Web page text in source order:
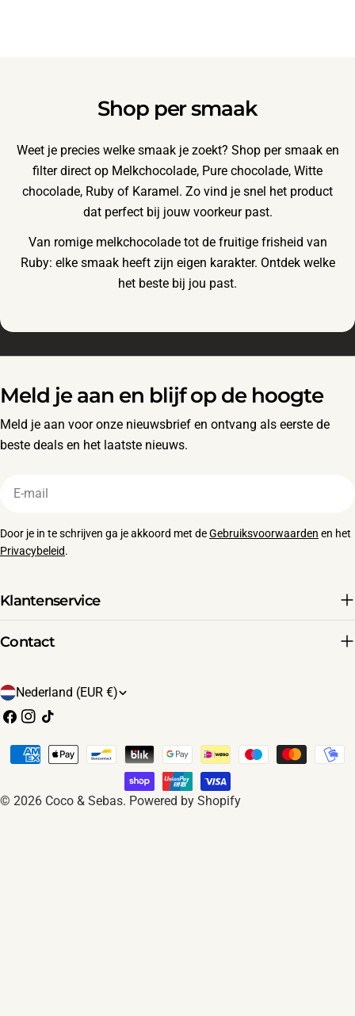
Shop per smaak
Weet je precies welke smaak je zoekt? Shop per smaak en
filter direct op Melkchocolade, Pure chocolade, Witte
chocolade, Ruby of Karamel. Zo vind je snel het product
dat perfect bij jouw voorkeur past.
Van romige melkchocolade tot de fruitige frisheid van
Ruby: elke smaak heeft zijn eigen karakter. Ontdek welke
het beste bij jou past.
Meld je aan en blijf op de hoogte
Meld je aan voor onze nieuwsbrief en ontvang als eerste de
beste deals en het laatste nieuws.
Door je in te schrijven ga je akkoord met deGebruiksvoorwaarden en het
Privacybeleid.
Klantenservice
Contact
L
a
n
d
/
Nederland (EUR €)
Facebook
Instagram
TikTok
© 2026 Coco & Sebas. Powered by Shopify
Betaalmethoden